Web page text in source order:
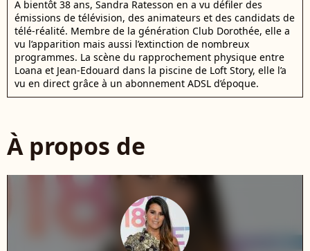
A bientôt 38 ans, Sandra Ratesson en a vu défiler des
émissions de télévision, des animateurs et des candidats de
télé-réalité. Membre de la génération Club Dorothée, elle a
vu l’apparition mais aussi l’extinction de nombreux
programmes. La scène du rapprochement physique entre
Loana et Jean-Edouard dans la piscine de Loft Story, elle l’a
vu en direct grâce à un abonnement ADSL d’époque.
À propos de